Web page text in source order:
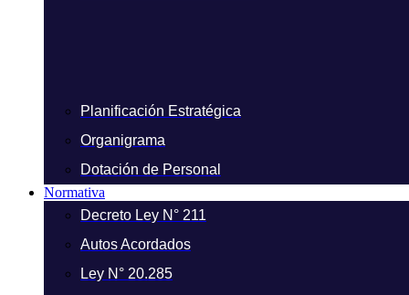
Planificación Estratégica
Organigrama
Dotación de Personal
Normativa
Decreto Ley N° 211
Autos Acordados
Ley N° 20.285